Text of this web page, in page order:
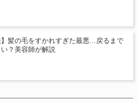
】髪の毛をすかれすぎた最悪…戻るまで
？美容師が解説